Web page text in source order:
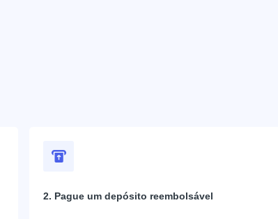
2. Pague um depósito reembolsável